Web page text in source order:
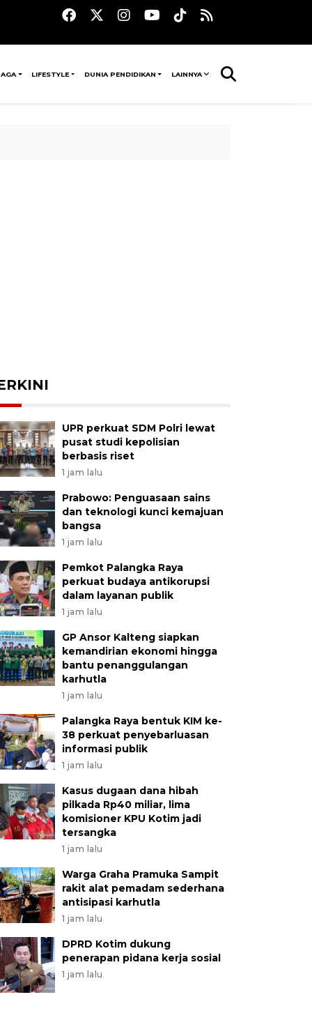
LIFESTYLE DUNIA PENDIDIKAN LAINNYA
UPR perkuat SDM Polri lewat
pusat studi kepolisian
berbasis riset
1 jam lalu
Prabowo: Penguasaan sains
dan teknologi kunci kemajuan
bangsa
1 jam lalu
Pemkot Palangka Raya
perkuat budaya antikorupsi
dalam layanan publik
1 jam lalu
GP Ansor Kalteng siapkan
kemandirian ekonomi hingga
bantu penanggulangan
karhutla
1 jam lalu
Palangka Raya bentuk KIM ke-
38 perkuat penyebarluasan
informasi publik
1 jam lalu
Kasus dugaan dana hibah
pilkada Rp40 miliar, lima
komisioner KPU Kotim jadi
tersangka
1 jam lalu
Warga Graha Pramuka Sampit
rakit alat pemadam sederhana
antisipasi karhutla
1 jam lalu
DPRD Kotim dukung
penerapan pidana kerja sosial
1 jam lalu